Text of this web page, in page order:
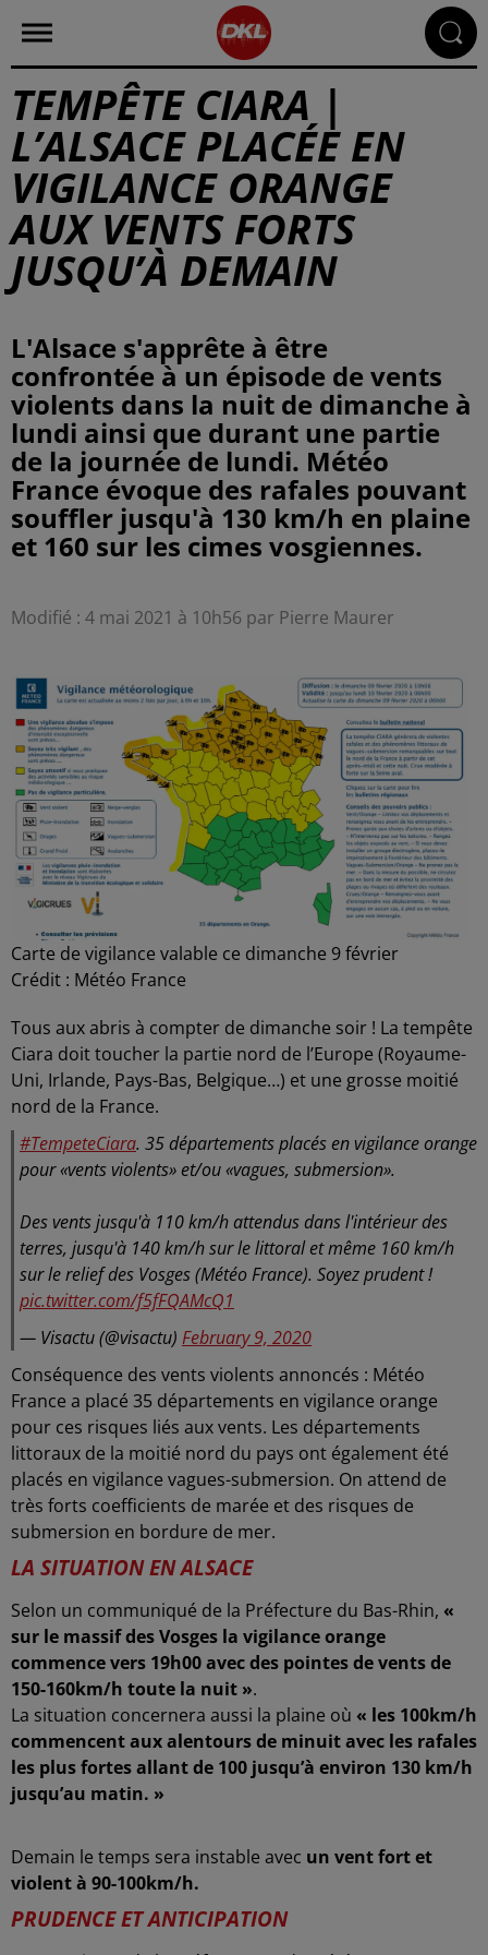
TEMPÊTE CIARA |
L’ALSACE PLACÉE EN
VIGILANCE ORANGE
AUX VENTS FORTS
JUSQU’À DEMAIN
L'Alsace s'apprête à être
confrontée à un épisode de vents
violents dans la nuit de dimanche à
lundi ainsi que durant une partie
de la journée de lundi. Météo
France évoque des rafales pouvant
souffler jusqu'à 130 km/h en plaine
et 160 sur les cimes vosgiennes.
Modifié : 4 mai 2021 à 10h56 par Pierre Maurer
Carte de vigilance valable ce dimanche 9 février
Crédit : Météo France
Tous aux abris à compter de dimanche soir ! La tempête
Ciara doit toucher la partie nord de l’Europe (Royaume-
Uni, Irlande, Pays-Bas, Belgique…) et une grosse moitié
nord de la France.
#TempeteCiara. 35 départements placés en vigilance orange
pour «vents violents» et/ou «vagues, submersion».
Des vents jusqu'à 110 km/h attendus dans l'intérieur des
terres, jusqu'à 140 km/h sur le littoral et même 160 km/h
sur le relief des Vosges (Météo France). Soyez prudent !
pic.twitter.com/f5fFQAMcQ1
— Visactu (@visactu) February 9, 2020
Conséquence des vents violents annoncés : Météo
France a placé 35 départements en vigilance orange
pour ces risques liés aux vents. Les départements
littoraux de la moitié nord du pays ont également été
placés en vigilance vagues-submersion. On attend de
très forts coefficients de marée et des risques de
submersion en bordure de mer.
LA SITUATION EN ALSACE
Selon un communiqué de la Préfecture du Bas-Rhin, «
sur le massif des Vosges la vigilance orange
commence vers 19h00 avec des pointes de vents de
150-160km/h toute la nuit ».
La situation concernera aussi la plaine où « les 100km/h
commencent aux alentours de minuit avec les rafales
les plus fortes allant de 100 jusqu’à environ 130 km/h
jusqu’au matin. »
Demain le temps sera instable avec un vent fort et
violent à 90-100km/h.
PRUDENCE ET ANTICIPATION